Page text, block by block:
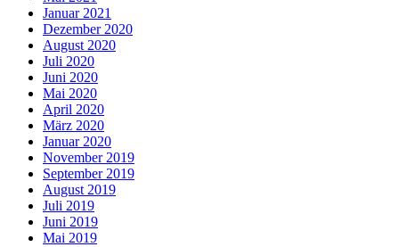
Januar 2021
Dezember 2020
August 2020
Juli 2020
Juni 2020
Mai 2020
April 2020
März 2020
Januar 2020
November 2019
September 2019
August 2019
Juli 2019
Juni 2019
Mai 2019